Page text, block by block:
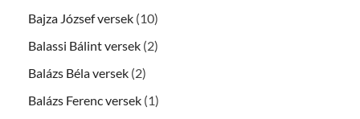
Bajza József versek (10)
Balassi Bálint versek (2)
Balázs Béla versek (2)
Balázs Ferenc versek (1)